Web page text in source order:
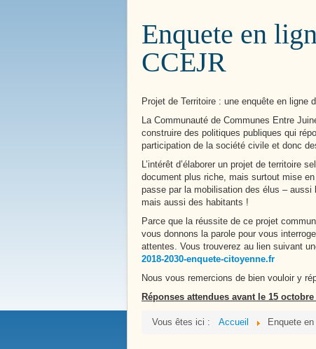
Bienvenue à
Boissy le
Bienvenue à
Boissy le
Enquete en
CCEJR
Projet de Territoire : une enquête en ligne
La Communauté de Communes Entre
construire des politiques publiques qui
participation de la société civile et donc
L’intérêt d’élaborer un projet de territoire
document plus riche, mais surtout mise
passe par la mobilisation des élus –
mais aussi des habitants !
Parce que la réussite de ce projet
vous donnons la parole pour vous
attentes. Vous trouverez au lien suivant
2018-2030-enquete-citoyenne.fr
Nous vous remercions de bien vouloir y
Réponses attendues avant le 15 octobre
Vous êtes ici : Accueil Enquete